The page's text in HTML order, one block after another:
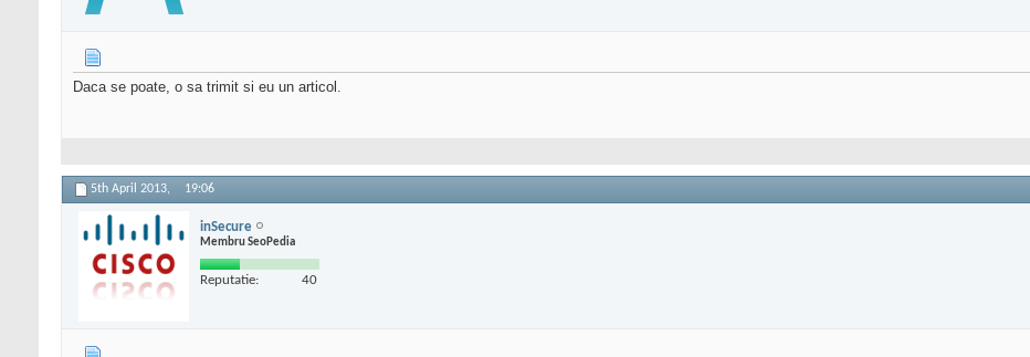
Daca se poate, o sa trimit si eu un articol.
5th April 2013, 19:06
inSecure
Membru SeoPedia
Reputatie: 40